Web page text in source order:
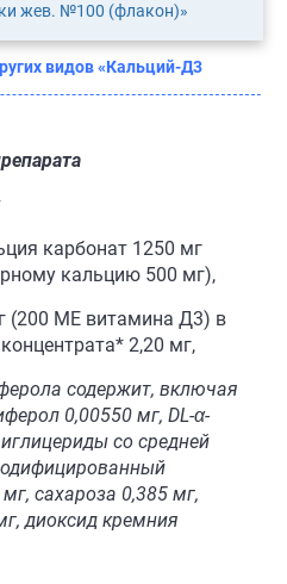
жев. №100 (флакон)»
видов «Кальций-Д3
карбонат 1250 мг
кальцию 500 мг),
(200 МЕ витамина Д3) в
2,20 мг,
содержит, включая
0,00550 мг, DL-α-
со средней
сахароза 0,385 мг,
диоксид кремния